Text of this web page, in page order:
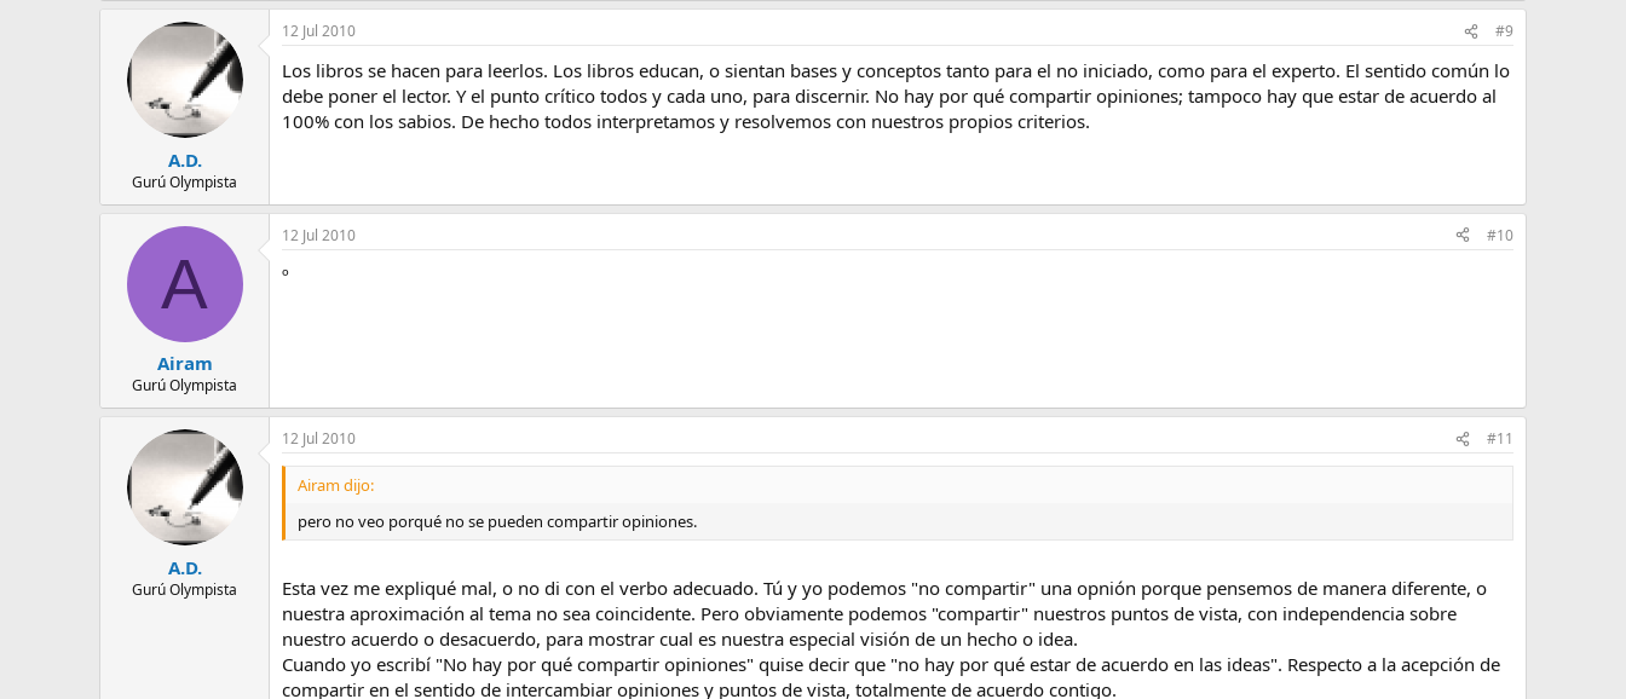
A.D.
Gurú Olympista
12 Jul 2010 #9
Los libros se hacen para leerlos. Los libros educan, o sientan bases y conceptos tanto para el no iniciado, como para el experto. El sentido común lo
debe poner el lector. Y el punto crítico todos y cada uno, para discernir. No hay por qué compartir opiniones; tampoco hay que estar de acuerdo al
100% con los sabios. De hecho todos interpretamos y resolvemos con nuestros propios criterios.
A
Airam
Gurú Olympista
12 Jul 2010 #10
º
A.D.
Gurú Olympista
12 Jul 2010 #11
Airam dijo:
pero no veo porqué no se pueden compartir opiniones.
Esta vez me expliqué mal, o no di con el verbo adecuado. Tú y yo podemos "no compartir" una opnión porque pensemos de manera diferente, o
nuestra aproximación al tema no sea coincidente. Pero obviamente podemos "compartir" nuestros puntos de vista, con independencia sobre
nuestro acuerdo o desacuerdo, para mostrar cual es nuestra especial visión de un hecho o idea.
Cuando yo escribí "No hay por qué compartir opiniones" quise decir que "no hay por qué estar de acuerdo en las ideas". Respecto a la acepción de
compartir en el sentido de intercambiar opiniones y puntos de vista, totalmente de acuerdo contigo.